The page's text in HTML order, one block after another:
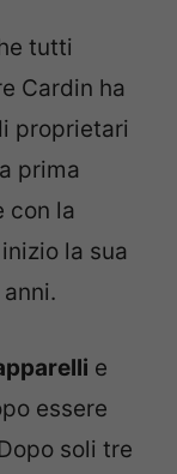
tutti
Cardin ha
proprietari
prima
con la
la sua
e
essere
soli tre